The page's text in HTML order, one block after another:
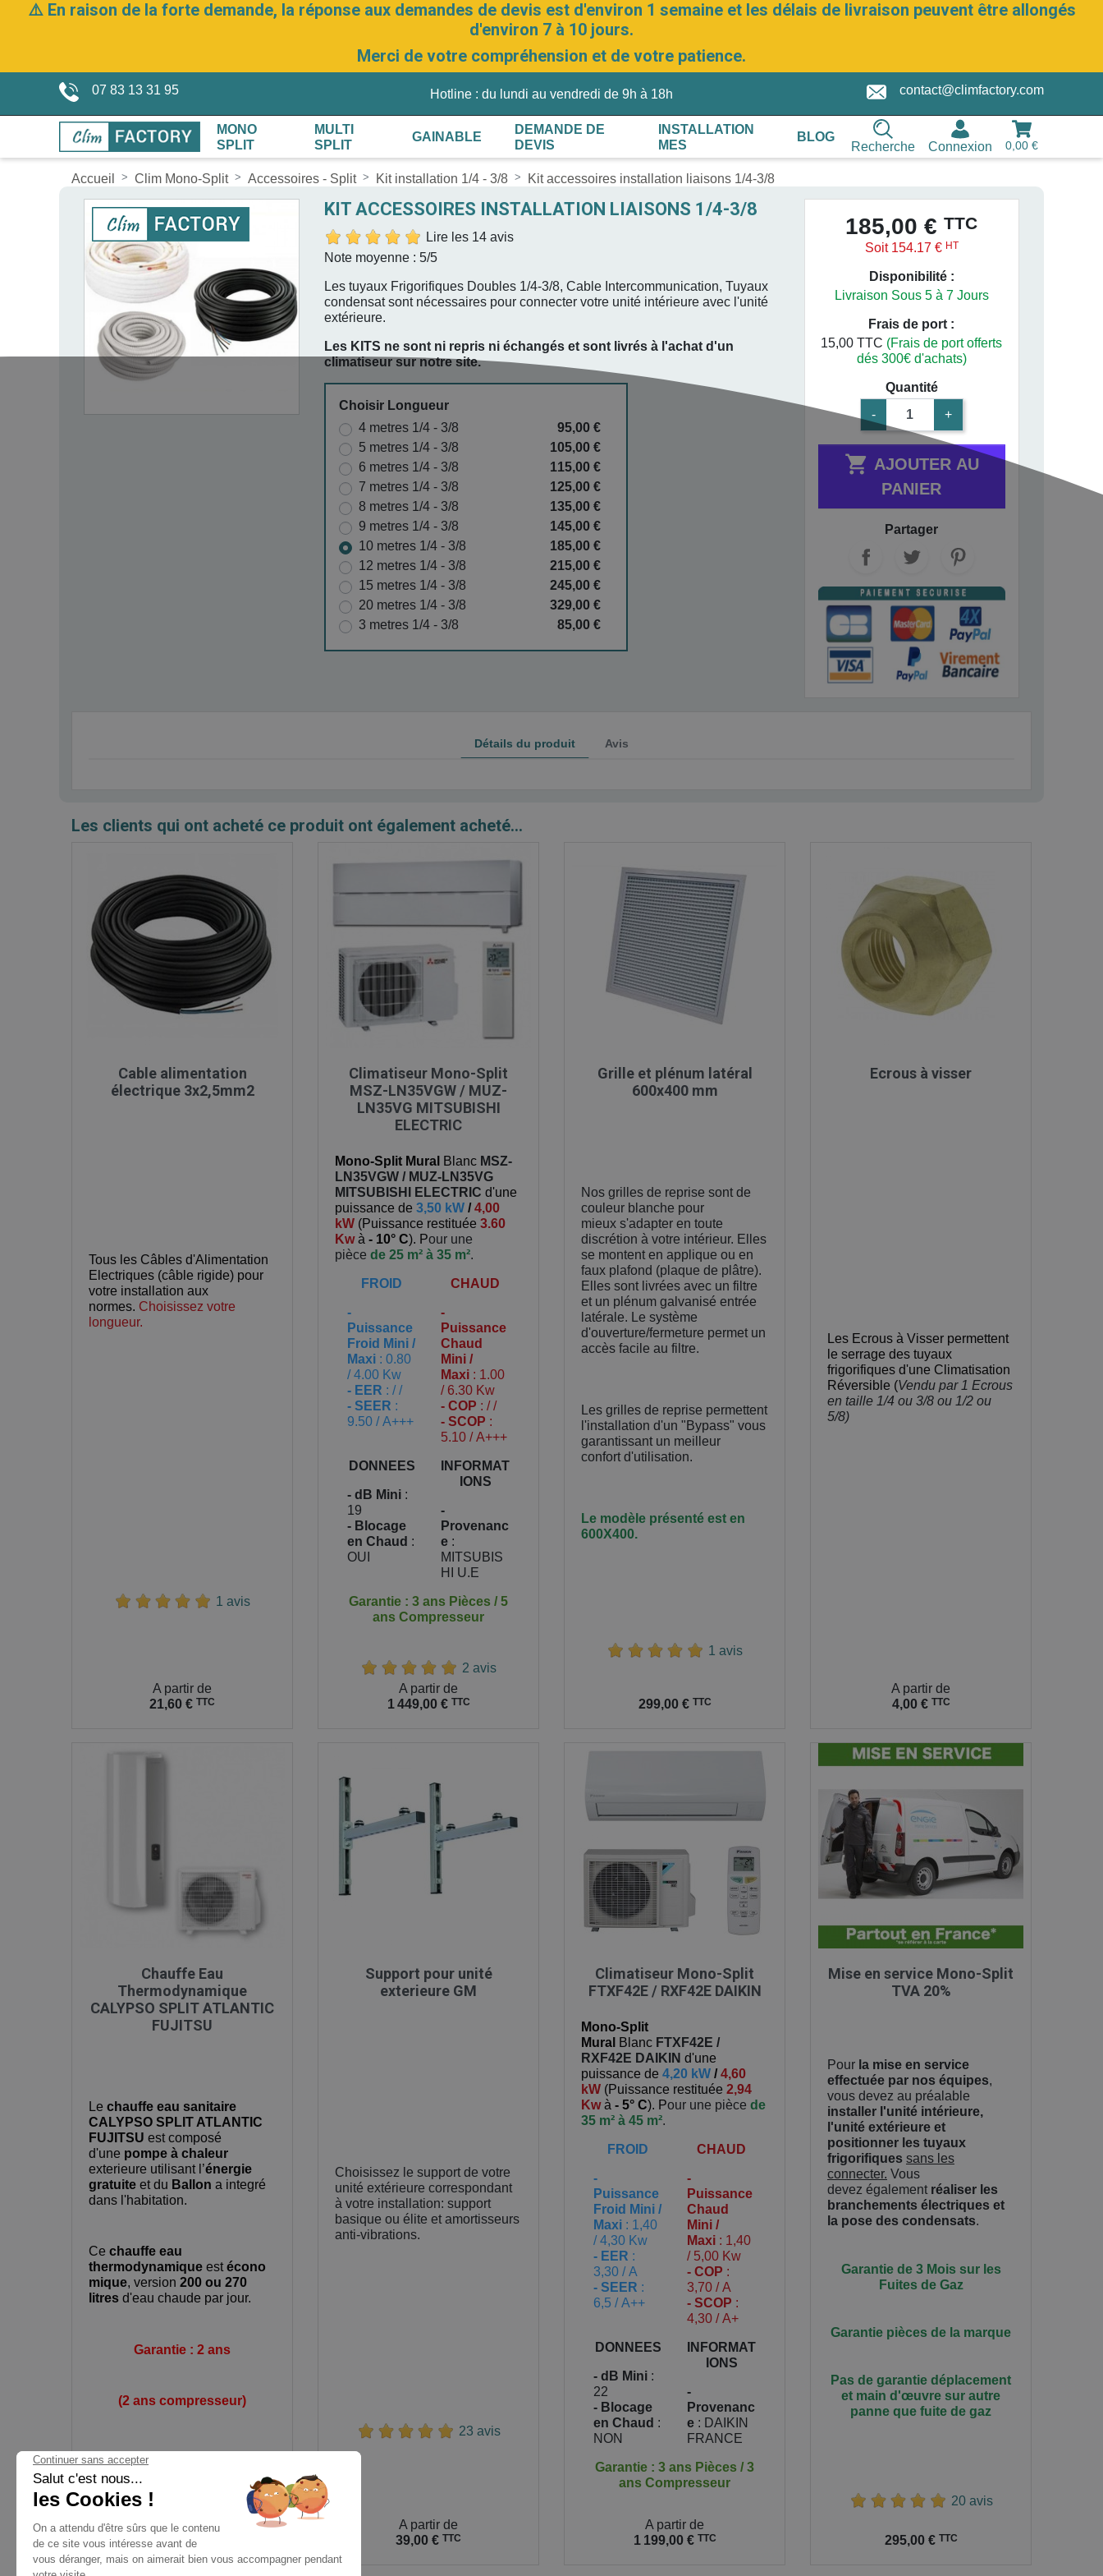
⚠️ En raison de la forte demande, la réponse aux demandes de devis est d'environ 1 semaine et les délais de livraison peuvent être allongés
d'environ 7 à 10 jours.
Merci de votre compréhension et de votre patience.
07 83 13 31 95 Hotline : du lundi au vendredi de 9h à 18h contact@climfactory.com
MONO
SPLIT
MULTI
SPLIT
GAINABLE
DEMANDE DE
DEVIS
INSTALLATION
MES
BLOG
Recherche Connexion 0,00 €
Accueil Clim Mono-Split Accessoires - Split Kit installation 1/4 - 3/8 Kit accessoires installation liaisons 1/4-3/8
KIT ACCESSOIRES INSTALLATION LIAISONS 1/4-3/8
Lire les 14 avis
Note moyenne : 5/5
Les tuyaux Frigorifiques Doubles 1/4-3/8, Cable Intercommunication, Tuyaux
condensat sont nécessaires pour connecter votre unité intérieure avec l'unité
extérieure.
Les KITS ne sont ni repris ni échangés et sont livrés à l'achat d'un
climatiseur sur notre site.
Choisir Longueur
4 metres 1/4 - 3/8
95,00 €
5 metres 1/4 - 3/8
105,00 €
6 metres 1/4 - 3/8
115,00 €
7 metres 1/4 - 3/8
125,00 €
8 metres 1/4 - 3/8
135,00 €
9 metres 1/4 - 3/8
145,00 €
10 metres 1/4 - 3/8
185,00 €
12 metres 1/4 - 3/8
215,00 €
15 metres 1/4 - 3/8
245,00 €
20 metres 1/4 - 3/8
329,00 €
3 metres 1/4 - 3/8
85,00 €
185,00 €TTC
Soit 154.17 € HT
Disponibilité :
Livraison Sous 5 à 7 Jours
Frais de port :
15,00 TTC (Frais de port offerts
dés 300€ d'achats)
Quantité
-
+

PANIER
Partager
Détails du produit Avis
Les clients qui ont acheté ce produit ont également acheté...
Cable alimentation
électrique 3x2,5mm2
Tous les Câbles d'Alimentation
Electriques (câble rigide) pour
votre installation aux
normes. Choisissez votre
longueur.
1 avis
A partir de
21,60 € TTC
Climatiseur Mono-Split
MSZ-LN35VGW / MUZ-
LN35VG MITSUBISHI
ELECTRIC
Mono-Split Mural Blanc MSZ-
LN35VGW / MUZ-LN35VG
MITSUBISHI ELECTRIC d'une
puissance de 3,50 kW /4,00
kW (Puissance restituée 3.60
Kwà - 10° C). Pour une
pièce de 25 m² à 35 m².
FROID
-
Puissance
Froid Mini /
Maxi : 0.80
/ 4.00 Kw
- EER : / /
- SEER :
9.50 / A+++
CHAUD
-
Puissance
Chaud
Mini /
Maxi : 1.00
/ 6.30 Kw
- COP : / /
- SCOP :
5.10 / A+++
DONNEES
- dB Mini :
19
- Blocage
en Chaud :
OUI
INFORMAT
IONS
-
Provenanc
e :
MITSUBIS
HI U.E
Garantie : 3 ans Pièces / 5
ans Compresseur
2 avis
A partir de
1 449,00 € TTC
Grille et plénum latéral
600x400 mm
Nos grilles de reprise sont de
couleur blanche pour
mieux s'adapter en toute
discrétion à votre intérieur. Elles
se montent en applique ou en
faux plafond (plaque de plâtre).
Elles sont livrées avec un filtre
et un plénum galvanisé entrée
latérale. Le système
d'ouverture/fermeture permet un
accès facile au filtre.
Les grilles de reprise permettent
l'installation d'un "Bypass" vous
garantissant un meilleur
confort d'utilisation.
Le modèle présenté est en
600X400.
1 avis
299,00 € TTC
Ecrous à visser
Les Ecrous à Visser permettent
le serrage des tuyaux
frigorifiques d'une Climatisation
Réversible (Vendu par 1 Ecrous
en taille 1/4 ou 3/8 ou 1/2 ou
5/8)
A partir de
4,00 € TTC
Chauffe Eau
Thermodynamique
CALYPSO SPLIT ATLANTIC
FUJITSU
Le chauffe eau sanitaire
CALYPSO SPLIT ATLANTIC
FUJITSU est composé
d'une pompe à chaleur
exterieure utilisant l’énergie
gratuite et du Ballon a integré
dans l'habitation.
Ce chauffe eau
thermodynamique estécono
mique, version 200 ou 270
litres d'eau chaude par jour.
Garantie : 2 ans
(2 ans compresseur)
1 avis
Prix 2 190,00 €
Support pour unité
exterieure GM
Choisissez le support de votre
unité extérieure correspondant
à votre installation: support
basique ou élite et amortisseurs
anti-vibrations.
23 avis
A partir de
39,00 € TTC
Climatiseur Mono-Split
FTXF42E / RXF42E DAIKIN
Mono-Split
Mural
Blanc FTXF42E /
RXF42E DAIKIN d'une
puissance de 4,20 kW /4,60
kW (Puissance restituée 2,94
Kwà - 5° C). Pour une pièce de
35 m² à 45 m².
FROID
-
Puissance
Froid Mini /
Maxi : 1,40
/ 4,30 Kw
- EER :
3,30 / A
- SEER :
6,5 / A++
CHAUD
-
Puissance
Chaud
Mini /
Maxi : 1,40
/ 5,00 Kw
- COP :
3,70 / A
- SCOP :
4,30 / A+
DONNEES
- dB Mini :
22
- Blocage
en Chaud :
NON
INFORMAT
IONS
-
Provenanc
e : DAIKIN
FRANCE
Garantie : 3 ans Pièces / 3
ans Compresseur
A partir de
1 199,00 € TTC
Mise en service Mono-Split
TVA 20%
Pour la mise en service
effectuée par nos équipes,
vous devez au préalable
installer l'unité intérieure,
l'unité extérieure et
positionner les tuyaux
frigorifiques sans les
connecter. Vous
devez également réaliser les
branchements électriques et
la pose des condensats.
Garantie de 3 Mois sur les
Fuites de Gaz
Garantie pièces de la marque
Pas de garantie déplacement
et main d'œuvre sur autre
panne que fuite de gaz
20 avis
295,00 € TTC